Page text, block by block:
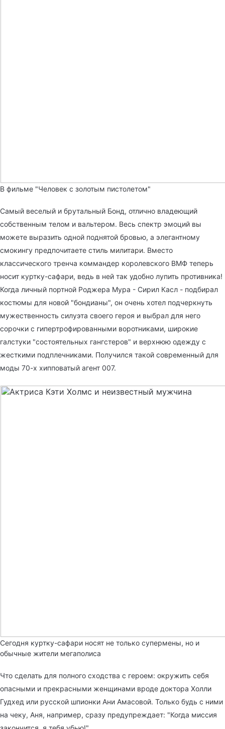
В фильме "Человек с золотым пистолетом"
Самый веселый и брутальный Бонд, отлично владеющий
собственным телом и вальтером. Весь спектр эмоций вы
можете выразить одной поднятой бровью, а элегантному
смокингу предпочитаете стиль милитари. Вместо
классического тренча коммандер королевского ВМФ теперь
носит куртку-сафари, ведь в ней так удобно лупить противника!
Когда личный портной Роджера Мура - Сирил Касл - подбирал
костюмы для новой "бондианы", он очень хотел подчеркнуть
мужественность силуэта своего героя и выбрал для него
сорочки с гипертрофированными воротниками, широкие
галстуки "состоятельных гангстеров" и верхнюю одежду с
жесткими подплечниками. Получился такой современный для
моды 70-х хипповатый агент 007.
Сегодня куртку-сафари носят не только супермены, но и
обычные жители мегаполиса
Что сделать для полного сходства с героем: окружить себя
опасными и прекрасными женщинами вроде доктора Холли
Гудхед или русской шпионки Ани Амасовой. Только будь с ними
на чеку, Аня, например, сразу предупреждает: "Когда миссия